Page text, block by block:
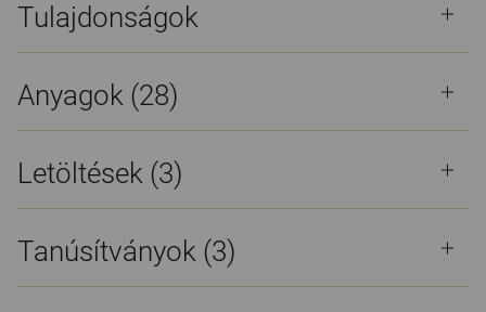
Tulajdonságok
Anyagok (28)
Letöltések (3)
Tanúsítványok (3)